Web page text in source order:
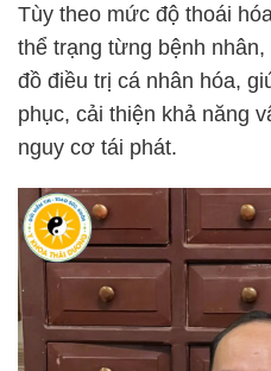
Tùy theo mức độ thoái
thể trạng từng bệnh
đồ điều trị cá nhân hóa,
phục, cải thiện khả năng
nguy cơ tái phát.